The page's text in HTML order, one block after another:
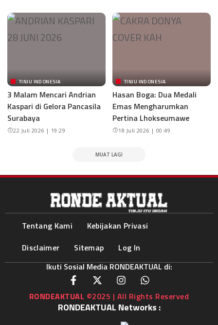
TINJU INDONESIA
3 Malam Mencari Andrian
Kaspari di Gelora Pancasila
Surabaya
22 Juli 2026 | 19:29
TINJU INDONESIA
Hasan Boga: Dua Medali
Emas Mengharumkan
Pertina Lhokseumawe
18 Juli 2026 | 00:49
MUAT LAGI
Tentang Kami
Kebijakan Privasi
Disclaimer
Sitemap
Log In
Ikuti Sosial Media RONDEAKTUAL di:
RONDEAKTUAL ©2025 | All Rights Reserved
RONDEAKTUAL Networks :